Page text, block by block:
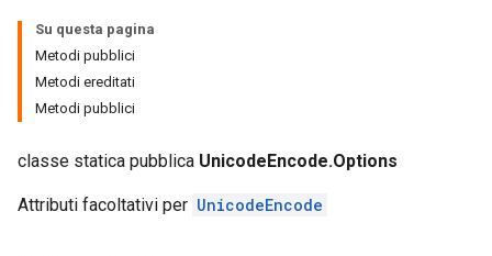
Su questa pagina
Metodi pubblici
Metodi ereditati
Metodi pubblici
classe statica pubblica UnicodeEncode.Options
Attributi facoltativi per UnicodeEncode